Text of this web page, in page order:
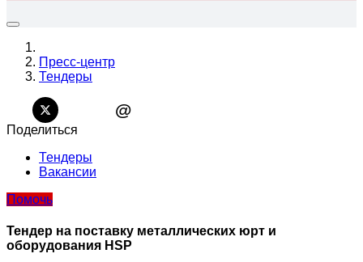
Пресс-центр
Тендеры
@
Поделиться
Тендеры
Вакансии
Помочь
Тендер на поставку металлических юрт и
оборудования HSP